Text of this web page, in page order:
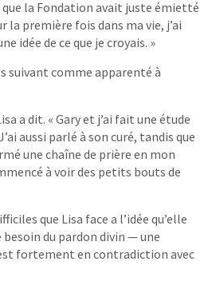
que la Fondation avait juste émietté
la première fois dans ma vie, j’ai
idée de ce que je croyais. »
suivant comme apparenté à
a dit. « Gary et j’ai fait une étude
aussi parlé à son curé, tandis que
une chaîne de prière en mon
à voir des petits bouts de
que Lisa face a l’idée qu’elle
du pardon divin — une
fortement en contradiction avec